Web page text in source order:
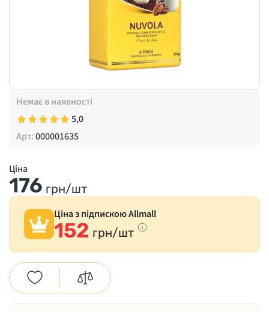
Немає в наявності
5,0
Арт:000001635
Ціна
176 грн/шт
Ціна з підпискою Allmall
152 грн/шт